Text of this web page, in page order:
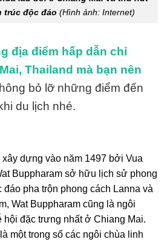
trúc độc đáo (Hình ảnh: Internet)
địa điểm hấp dẫn chỉ
Thailand mà bạn nên
bỏ lỡ những điểm đến
du lịch nhé.
dựng vào năm 1497 bởi Vua
Buppharam sở hữu lịch sử phong
đáo pha trộn phong cách Lanna và
Wat Buppharam cũng là ngôi
đặc trưng nhất ở Chiang Mai.
một trong số các ngôi chùa linh